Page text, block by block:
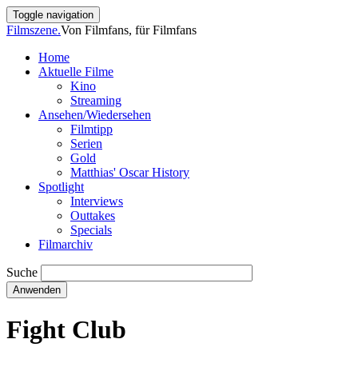
Direkt
zum
Toggle navigation
Filmszene.Von Filmfans, für Filmfans
Main
navigation
Home
Aktuelle Filme
Kino
Streaming
Ansehen/Wiedersehen
Filmtipp
Serien
Gold
Matthias' Oscar History
Spotlight
Interviews
Outtakes
Specials
Filmarchiv
Suche
Fight Club